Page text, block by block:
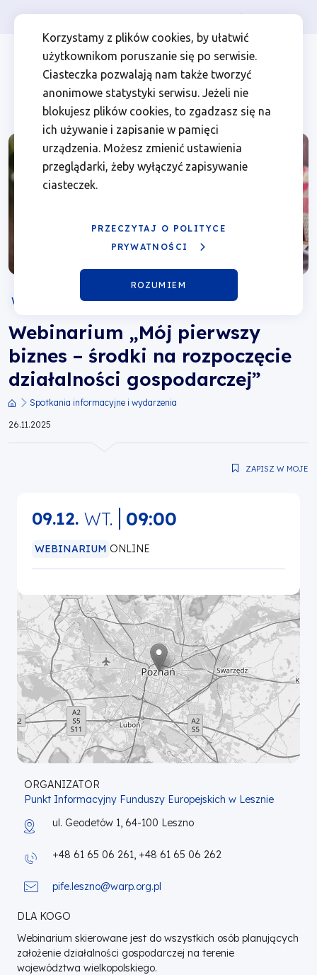
Korzystamy z plików cookies, by ułatwić
użytkownikom poruszanie się po serwisie.
Ciasteczka pozwalają nam także tworzyć
anonimowe statystyki serwisu. Jeżeli nie
blokujesz plików cookies, to zgadzasz się na
ich używanie i zapisanie w pamięci
urządzenia. Możesz zmienić ustawienia
przeglądarki, żeby wyłączyć zapisywanie
ciasteczek.
PRZECZYTAJ O POLITYCE
PRYWATNOŚCI
ROZUMIEM
Webinarium
„Mój
pierwszy
biznes
–
rozpoczęcie
działalności
gospodarczej”
Fundusze
Europejskie
Wielkopolski
Przejdź
głównej
nawigacji
Przejdź
wyszukiwarki
Przejdź
zawartości
strony
Przejdź
stopki
Menu
Header
Top
Osoba prywatna Firma
Menu
top
left
WEBINARIUM ONLINE
Webinarium „Mój pierwszy
biznes – środki na rozpoczęcie
działalności gospodarczej”
Ścieżka
Spotkania informacyjne i wydarzenia
26.11.2025
ZAPISZ W MOJE
DLA KOGO
Webinarium skierowane jest do wszystkich osób planujących
założenie działalności gospodarczej na terenie
województwa wielkopolskiego.
09.12. WT. 09:00
WEBINARIUM ONLINE
ORGANIZATOR
Punkt Informacyjny Funduszy Europejskich w Lesznie
ul. Geodetów 1, 64-100 Leszno
+48 61 65 06 261, +48 61 65 06 262
pife.leszno@warp.org.pl